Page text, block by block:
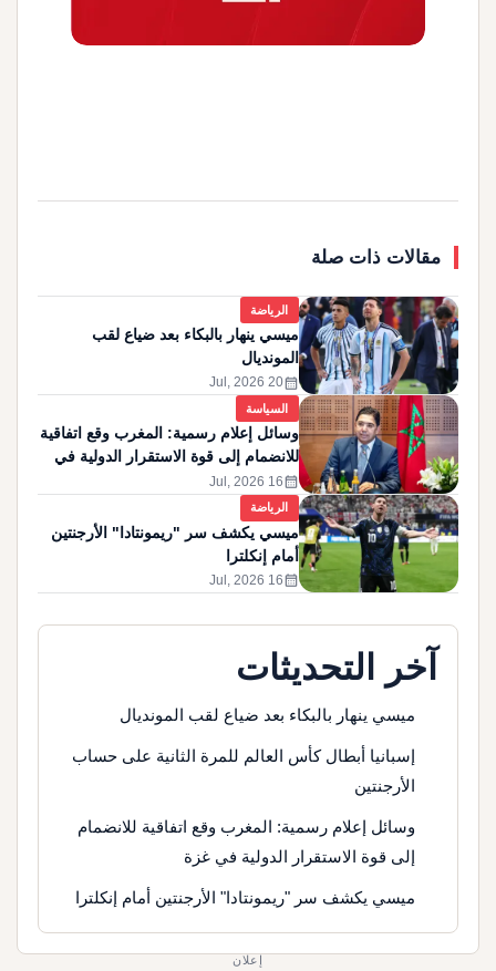
مقالات ذات صلة
الرياضة
ميسي ينهار بالبكاء بعد ضياع لقب
المونديال
calendar_month
20 Jul, 2026
السياسة
وسائل إعلام رسمية: المغرب وقع اتفاقية
للانضمام إلى قوة الاستقرار الدولية في
غزة
calendar_month
16 Jul, 2026
الرياضة
ميسي يكشف سر "ريمونتادا" الأرجنتين
أمام إنكلترا
calendar_month
16 Jul, 2026
آخر التحديثات
ميسي ينهار بالبكاء بعد ضياع لقب المونديال
إسبانيا أبطال كأس العالم للمرة الثانية على حساب
الأرجنتين
وسائل إعلام رسمية: المغرب وقع اتفاقية للانضمام
إلى قوة الاستقرار الدولية في غزة
ميسي يكشف سر "ريمونتادا" الأرجنتين أمام إنكلترا
إعلان